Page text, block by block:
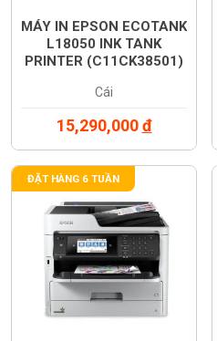
MÁY IN EPSON ECOTANK
L18050 INK TANK
PRINTER (C11CK38501)
Cái
15,290,000đ
ĐẶT HÀNG 6 TUẦN